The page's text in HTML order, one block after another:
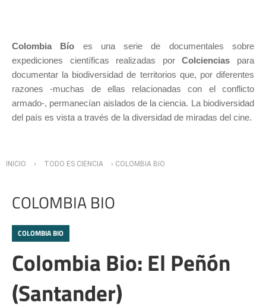
Colombia Bío es una serie de documentales sobre
expediciones científicas realizadas porColciencias para
documentar la biodiversidad de territorios que, por diferentes
razones -muchas de ellas relacionadas con el conflicto
armado-, permanecían aislados de la ciencia. La biodiversidad
del país es vista a través de la diversidad de miradas del cine.
Usted está aquí
INICIO › TODO ES CIENCIA › COLOMBIA BIO
COLOMBIA BIO
COLOMBIA BIO
Colombia Bio: El Peñón
(Santander)